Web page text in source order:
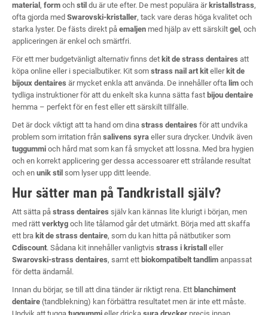
material , form och stil du är ute efter. De mest populära är kristallstrass,
ofta gjorda med Swarovski-kristaller, tack vare deras höga kvalitet och
starka lyster. De fästs direkt på emaljen med hjälp av ett särskilt gel , och
appliceringen är enkel och smärtfri.
För ett mer budgetvänligt alternativ finns det kit de strass dentaires att
köpa online eller i specialbutiker. Kit som strass nail art kit eller kit de
bijoux dentaires är mycket enkla att använda. De innehåller ofta lim och
tydliga instruktioner för att du enkelt ska kunna sätta fast bijou dentaire
hemma – perfekt för en fest eller ett särskilt tillfälle.
Det är dock viktigt att ta hand om dina strass dentaires för att undvika
problem som irritation från salivens syra eller sura drycker. Undvik även
tuggummi och hård mat som kan få smycket att lossna. Med bra hygien
och en korrekt applicering ger dessa accessoarer ett strålande resultat
och en unik stil som lyser upp ditt leende.
Hur sätter man på Tandkristall själv?
Att sätta på strass dentaires själv kan kännas lite klurigt i början, men
med rätt verktyg och lite tålamod går det utmärkt. Börja med att skaffa
ett bra kit de strass dentaire, som du kan hitta på nätbutiker som
Cdiscount. Sådana kit innehåller vanligtvis strass i kristall eller
Swarovski-strass dentaires, samt ett biokompatibelt tandlim anpassat
för detta ändamål.
Innan du börjar, se till att dina tänder är riktigt rena. Ett blanchiment
dentaire (tandblekning) kan förbättra resultatet men är inte ett måste.